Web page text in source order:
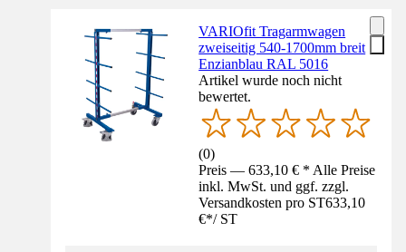
VARIOfit Tragarmwagen
zweiseitig 540-1700mm breit
Enzianblau RAL 5016
Artikel wurde noch nicht
bewertet.
(0)
Preis — 633,10 € * Alle Preise
inkl. MwSt. und ggf. zzgl.
Versandkosten pro ST633,10
€*/ ST